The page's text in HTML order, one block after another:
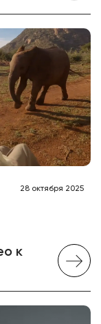
28 октября 2025
к